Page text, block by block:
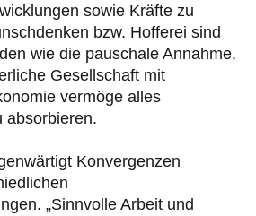
sowie Kräfte zu
bzw. Hofferei sind
wie die pauschale Annahme,
Gesellschaft mit
vermöge alles
absorbieren.
Konvergenzen
„Sinnvolle Arbeit und